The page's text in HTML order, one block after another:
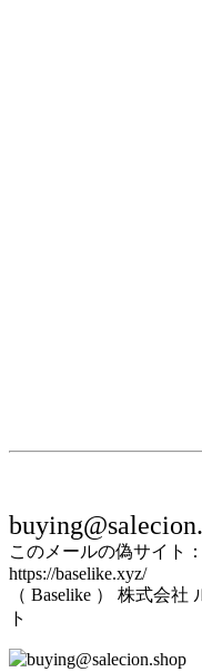
このメールの偽サイト：
https://baselike.xyz/
（ Baselike ） 株式会
ト